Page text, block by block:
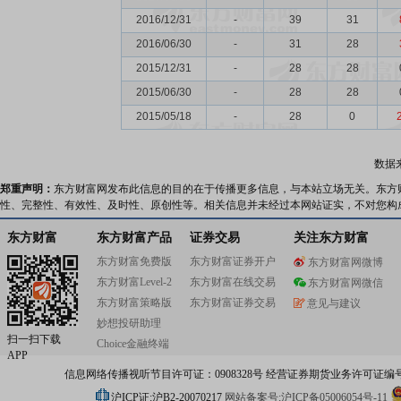
2016/12/31
- 39 31
2016/06/30
- 31 28
2015/12/31
- 28 28
2015/06/30
- 28 28
2015/05/18
- 28 0
数据
郑重声明： 东方财富网发布此信息的目的在于传播更多信息，与本站立场无关。东
性、完整性、有效性、及时性、原创性等。相关信息并未经过本网站证实，不对您
东方财富
扫一扫下载
APP
东方财富产品
东方财富免费版
东方财富Level-2
东方财富策略版
妙想投研助理
Choice金融终端
证券交易
东方财富证券开户
东方财富在线交易
东方财富证券交易
关注东方财富
东方财富网微博
东方财富网微信
意见与建议
信息网络传播视听节目许可证：0908328号 经营证券期货业务许可证编
沪ICP证:沪B2-20070217 网站备案号:沪ICP备05006054号-11